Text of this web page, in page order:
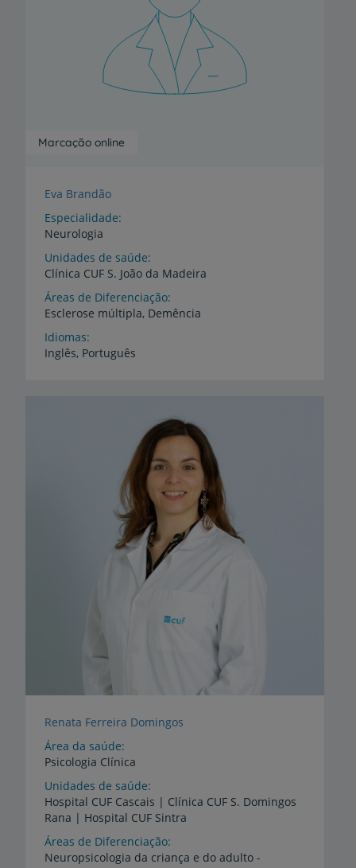
Marcação online
Eva Brandão
Especialidade
Neurologia
Unidades de saúde
Clínica CUF S. João da Madeira
Áreas de Diferenciação
Esclerose múltipla, Demência
Idiomas
Inglês, Português
Renata Ferreira Domingos
Área da saúde
Psicologia Clínica
Unidades de saúde
Hospital CUF Cascais | Clínica CUF S. Domingos
Rana | Hospital CUF Sintra
Áreas de Diferenciação
Neuropsicologia da criança e do adulto -